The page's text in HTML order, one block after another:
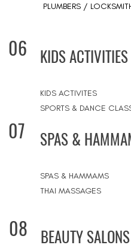
PLUMBERS /
06 KIDS ACTIVITIES
KIDS ACTIVITES
SPORTS & DANCE
07 SPAS &
SPAS & HAMMAMS
THAI MASSAGES
08 BEAUTY